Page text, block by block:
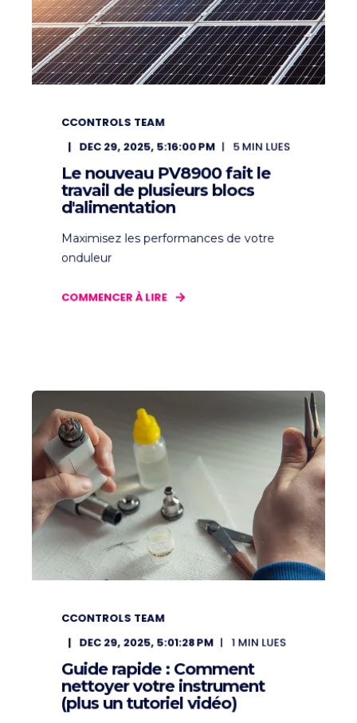
CCONTROLS TEAM
DEC 29, 2025, 5:16:00 PM 5MIN LUES
Le nouveau PV8900 fait le
travail de plusieurs blocs
d'alimentation
Maximisez les performances de votre
onduleur
COMMENCER À LIRE
CCONTROLS TEAM
DEC 29, 2025, 5:01:28 PM
1 MIN LUES
Guide rapide : Comment
nettoyer votre instrument
(plus un tutoriel vidéo)